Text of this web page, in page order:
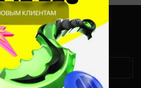
Мобильная версия